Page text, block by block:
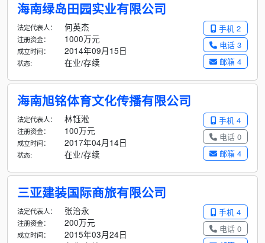
海南绿岛田园实业有限公司
手机 2
电话 3
邮箱 4
法定代表人： 何英杰
注册资金： 1000万元
成立时间： 2014年09月15日
状态: 在业/存续
海南旭铭体育文化传播有限公司
手机 4
电话 0
邮箱 4
法定代表人： 林钰淞
注册资金： 100万元
成立时间： 2017年04月14日
状态: 在业/存续
三亚建装国际商旅有限公司
手机 4
电话 0
法定代表人： 张治永
注册资金： 200万元
成立时间： 2015年03月24日